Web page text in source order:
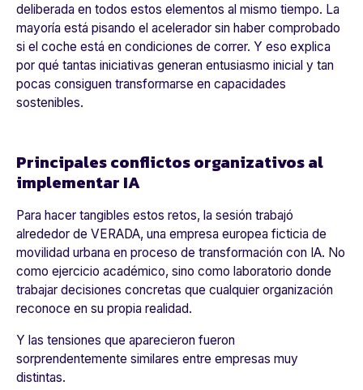
deliberada en todos estos elementos al mismo tiempo. La
mayoría está pisando el acelerador sin haber comprobado
si el coche está en condiciones de correr. Y eso explica
por qué tantas iniciativas generan entusiasmo inicial y tan
pocas consiguen transformarse en capacidades
sostenibles.
Principales conflictos organizativos al
implementar IA
Para hacer tangibles estos retos, la sesión trabajó
alrededor de VERADA, una empresa europea ficticia de
movilidad urbana en proceso de transformación con IA. No
como ejercicio académico, sino como laboratorio donde
trabajar decisiones concretas que cualquier organización
reconoce en su propia realidad.
Y las tensiones que aparecieron fueron
sorprendentemente similares entre empresas muy
distintas.